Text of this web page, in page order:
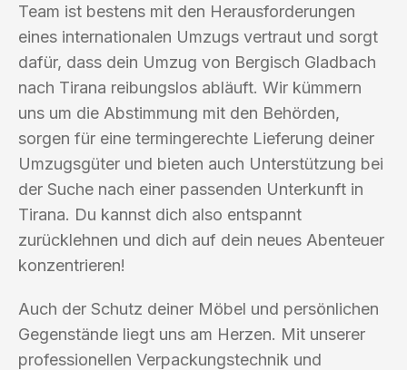
Team ist bestens mit den Herausforderungen
eines internationalen Umzugs vertraut und sorgt
dafür, dass dein Umzug von Bergisch Gladbach
nach Tirana reibungslos abläuft. Wir kümmern
uns um die Abstimmung mit den Behörden,
sorgen für eine termingerechte Lieferung deiner
Umzugsgüter und bieten auch Unterstützung bei
der Suche nach einer passenden Unterkunft in
Tirana. Du kannst dich also entspannt
zurücklehnen und dich auf dein neues Abenteuer
konzentrieren!
Auch der Schutz deiner Möbel und persönlichen
Gegenstände liegt uns am Herzen. Mit unserer
professionellen Verpackungstechnik und